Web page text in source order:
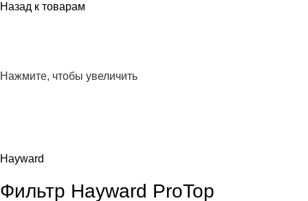
Назад к товарам
Нажмите, чтобы увеличить
Hayward
Фильтр Hayward ProTop